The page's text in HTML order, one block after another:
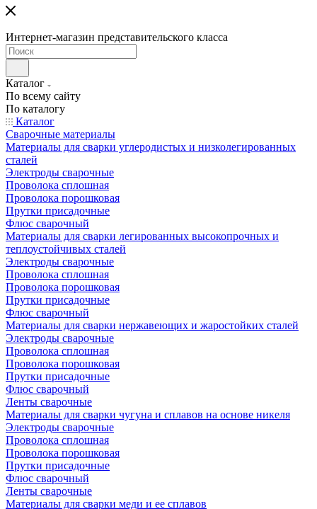
Интернет-магазин представительского класса
Каталог
По всему сайту
По каталогу
Каталог
Сварочные материалы
Материалы для сварки углеродистых и низколегированных
сталей
Электроды сварочные
Проволока сплошная
Проволока порошковая
Прутки присадочные
Флюс сварочный
Материалы для сварки легированных высокопрочных и
теплоустойчивых сталей
Электроды сварочные
Проволока сплошная
Проволока порошковая
Прутки присадочные
Флюс сварочный
Материалы для сварки нержавеющих и жаростойких сталей
Электроды сварочные
Проволока сплошная
Проволока порошковая
Прутки присадочные
Флюс сварочный
Ленты сварочные
Материалы для сварки чугуна и сплавов на основе никеля
Электроды сварочные
Проволока сплошная
Проволока порошковая
Прутки присадочные
Флюс сварочный
Ленты сварочные
Материалы для сварки меди и ее сплавов